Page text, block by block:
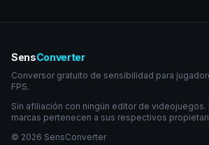
SensConverter
Conversor gratuito de sensibilidad para
FPS.
Sin afiliación con ningún editor de videojuegos.
marcas pertenecen a sus respectivos
© 2026 SensConverter